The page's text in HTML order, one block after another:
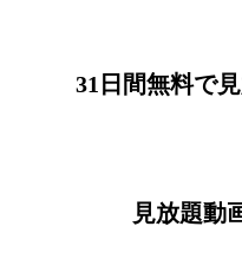
31日間無料で
見放題動